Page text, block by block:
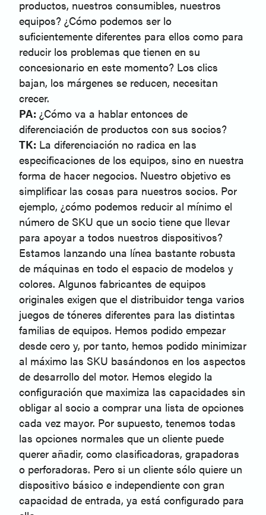
productos, nuestros consumibles, nuestros
equipos? ¿Cómo podemos ser lo
suficientemente diferentes para ellos como para
reducir los problemas que tienen en su
concesionario en este momento? Los clics
bajan, los márgenes se reducen, necesitan
crecer.
PA: ¿Cómo va a hablar entonces de
diferenciación de productos con sus socios?
TK: La diferenciación no radica en las
especificaciones de los equipos, sino en nuestra
forma de hacer negocios. Nuestro objetivo es
simplificar las cosas para nuestros socios. Por
ejemplo, ¿cómo podemos reducir al mínimo el
número de SKU que un socio tiene que llevar
para apoyar a todos nuestros dispositivos?
Estamos lanzando una línea bastante robusta
de máquinas en todo el espacio de modelos y
colores. Algunos fabricantes de equipos
originales exigen que el distribuidor tenga varios
juegos de tóneres diferentes para las distintas
familias de equipos. Hemos podido empezar
desde cero y, por tanto, hemos podido minimizar
al máximo las SKU basándonos en los aspectos
de desarrollo del motor. Hemos elegido la
configuración que maximiza las capacidades sin
obligar al socio a comprar una lista de opciones
cada vez mayor. Por supuesto, tenemos todas
las opciones normales que un cliente puede
querer añadir, como clasificadoras, grapadoras
o perforadoras. Pero si un cliente sólo quiere un
dispositivo básico e independiente con gran
capacidad de entrada, ya está configurado para